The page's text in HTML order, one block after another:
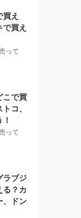
え
買え
って
こで買
コ、
って
ラブジ
る？カ
、ドン